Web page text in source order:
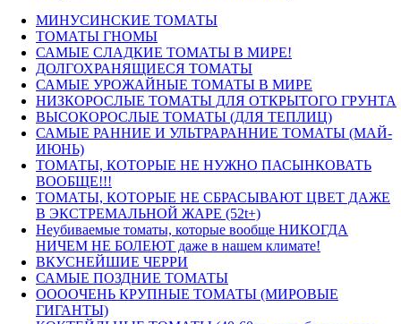
МИНУСИНСКИЕ ТОМАТЫ
ТОМАТЫ ГНОМЫ
САМЫЕ СЛАДКИЕ ТОМАТЫ В МИРЕ!
ДОЛГОХРАНЯЩИЕСЯ ТОМАТЫ
САМЫЕ УРОЖАЙНЫЕ ТОМАТЫ В МИРЕ
НИЗКОРОСЛЫЕ ТОМАТЫ ДЛЯ ОТКРЫТОГО ГРУНТА
ВЫСОКОРОСЛЫЕ ТОМАТЫ (ДЛЯ ТЕПЛИЦ)
САМЫЕ РАННИЕ И УЛЬТРАРАННИЕ ТОМАТЫ (МАЙ-
ИЮНЬ)
ТОМАТЫ, КОТОРЫЕ НЕ НУЖНО ПАСЫНКОВАТЬ
ВООБЩЕ!!!
ТОМАТЫ, КОТОРЫЕ НЕ СБРАСЫВАЮТ ЦВЕТ ДАЖЕ
В ЭКСТРЕМАЛЬНОЙ ЖАРЕ (52t+)
Неубиваемые томаты, которые вообще НИКОГДА
НИЧЕМ НЕ БОЛЕЮТ даже в нашем климате!
ВКУСНЕЙШИЕ ЧЕРРИ
САМЫЕ ПОЗДНИЕ ТОМАТЫ
ООООЧЕНЬ КРУПНЫЕ ТОМАТЫ (МИРОВЫЕ
ГИГАНТЫ)